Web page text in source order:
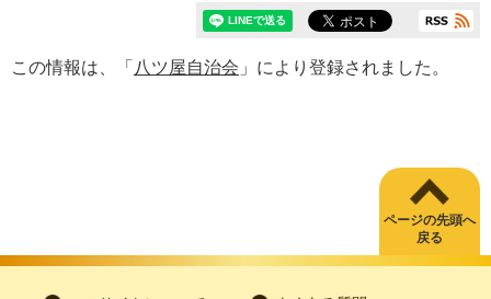
この情報は、「 八ツ屋自治会 」により登録されました。
ページの先頭へ
戻る